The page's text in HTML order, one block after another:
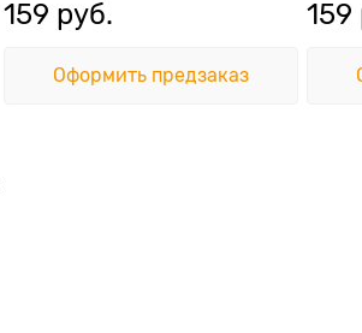
159 руб.
Оформить предзаказ
159